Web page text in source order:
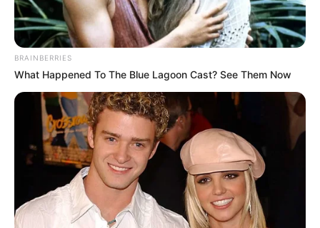
BRAINBERRIES
What Happened To The Blue Lagoon Cast? See Them Now